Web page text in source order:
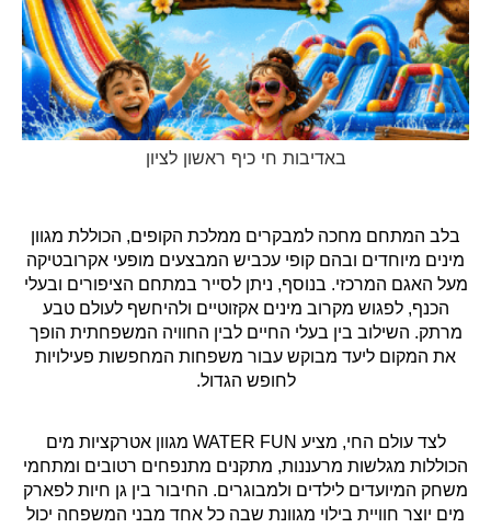
באדיבות חי כיף ראשון לציון
בלב המתחם מחכה למבקרים ממלכת הקופים, הכוללת מגוון
מינים מיוחדים ובהם קופי עכביש המבצעים מופעי אקרובטיקה
מעל האגם המרכזי. בנוסף, ניתן לסייר במתחם הציפורים ובעלי
הכנף, לפגוש מקרוב מינים אקזוטיים ולהיחשף לעולם טבע
מרתק. השילוב בין בעלי החיים לבין החוויה המשפחתית הופך
את המקום ליעד מבוקש עבור משפחות המחפשות פעילויות
לחופש הגדול.
לצד עולם החי, מציע WATER FUN מגוון אטרקציות מים
הכוללות מגלשות מרעננות, מתקנים מתנפחים רטובים ומתחמי
משחק המיועדים לילדים ולמבוגרים. החיבור בין גן חיות לפארק
מים יוצר חוויית בילוי מגוונת שבה כל אחד מבני המשפחה יכול